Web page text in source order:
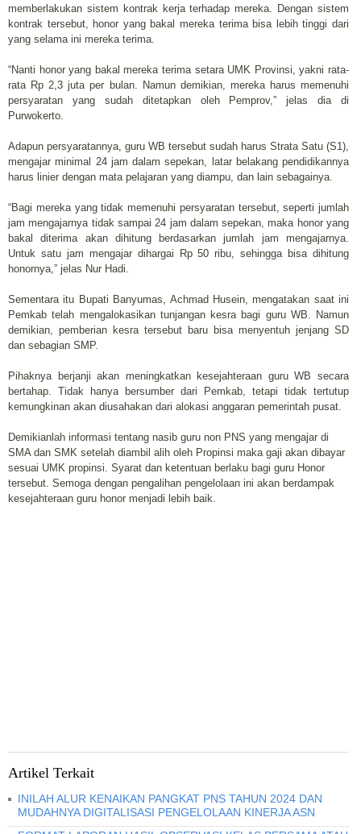
memberlakukan sistem kontrak kerja terhadap mereka. Dengan sistem
kontrak tersebut, honor yang bakal mereka terima bisa lebih tinggi dari
yang selama ini mereka terima.
“Nanti honor yang bakal mereka terima setara UMK Provinsi, yakni rata-
rata Rp 2,3 juta per bulan. Namun demikian, mereka harus memenuhi
persyaratan yang sudah ditetapkan oleh Pemprov,” jelas dia di
Purwokerto.
Adapun persyaratannya, guru WB tersebut sudah harus Strata Satu (S1),
mengajar minimal 24 jam dalam sepekan, latar belakang pendidikannya
harus linier dengan mata pelajaran yang diampu, dan lain sebagainya.
“Bagi mereka yang tidak memenuhi persyaratan tersebut, seperti jumlah
jam mengajarnya tidak sampai 24 jam dalam sepekan, maka honor yang
bakal diterima akan dihitung berdasarkan jumlah jam mengajarnya.
Untuk satu jam mengajar dihargai Rp 50 ribu, sehingga bisa dihitung
honornya,” jelas Nur Hadi.
Sementara itu Bupati Banyumas, Achmad Husein, mengatakan saat ini
Pemkab telah mengalokasikan tunjangan kesra bagi guru WB. Namun
demikian, pemberian kesra tersebut baru bisa menyentuh jenjang SD
dan sebagian SMP.
Pihaknya berjanji akan meningkatkan kesejahteraan guru WB secara
bertahap. Tidak hanya bersumber dari Pemkab, tetapi tidak tertutup
kemungkinan akan diusahakan dari alokasi anggaran pemerintah pusat.
Demikianlah informasi tentang nasib guru non PNS yang mengajar di
SMA dan SMK setelah diambil alih oleh Propinsi maka gaji akan dibayar
sesuai UMK propinsi. Syarat dan ketentuan berlaku bagi guru Honor
tersebut. Semoga dengan pengalihan pengelolaan ini akan berdampak
kesejahteraan guru honor menjadi lebih baik.
Artikel Terkait
INILAH ALUR KENAIKAN PANGKAT PNS TAHUN 2024 DAN
MUDAHNYA DIGITALISASI PENGELOLAAN KINERJA ASN